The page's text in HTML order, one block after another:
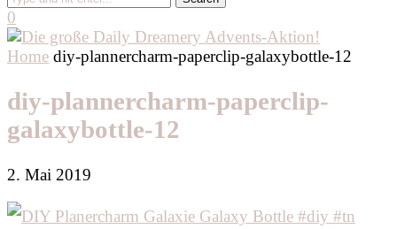
0
Home diy-plannercharm-paperclip-galaxybottle-12
diy-plannercharm-paperclip-
galaxybottle-12
2. Mai 2019